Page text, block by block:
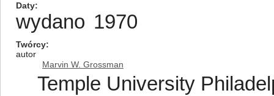
Daty
wydano 1970
Twórcy
autor
Marvin W. Grossman
Temple University